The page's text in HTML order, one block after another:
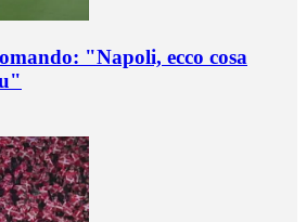
"Napoli, ecco cosa